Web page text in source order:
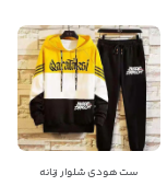
ست هودی شلوار زنانه